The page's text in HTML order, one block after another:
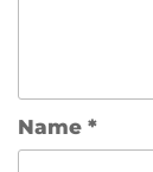
Name *